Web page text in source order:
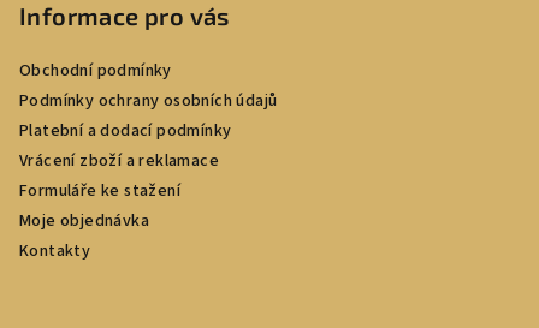
Informace pro vás
Obchodní podmínky
Podmínky ochrany osobních údajů
Platební a dodací podmínky
Vrácení zboží a reklamace
Formuláře ke stažení
Moje objednávka
Kontakty